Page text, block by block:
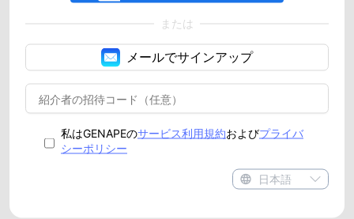
または
メールでサインアップ
私はGENAPEのサービス利用規約およびプライバ
シーポリシー
日本語